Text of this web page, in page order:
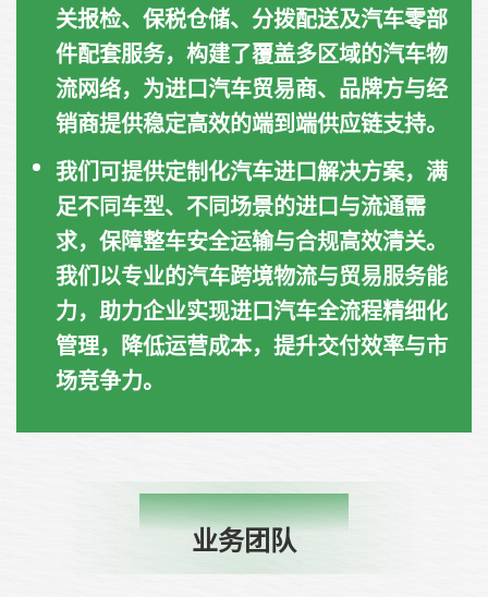
关报检、保税仓储、分拨配送及汽车零部
件配套服务，构建了覆盖多区域的汽车物
流网络，为进口汽车贸易商、品牌方与经
销商提供稳定高效的端到端供应链支持。
我们可提供定制化汽车进口解决方案，满
足不同车型、不同场景的进口与流通需
求，保障整车安全运输与合规高效清关。
我们以专业的汽车跨境物流与贸易服务能
力，助力企业实现进口汽车全流程精细化
管理，降低运营成本，提升交付效率与市
场竞争力。
业务团队
BUSINESS TEAM